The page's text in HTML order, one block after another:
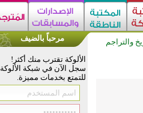
والتراجم مرحباً بالضيف
الألوكة تقترب منك أكثر!
سجل الآن في شبكة الألوكة
للتمتع بخدمات مميزة.